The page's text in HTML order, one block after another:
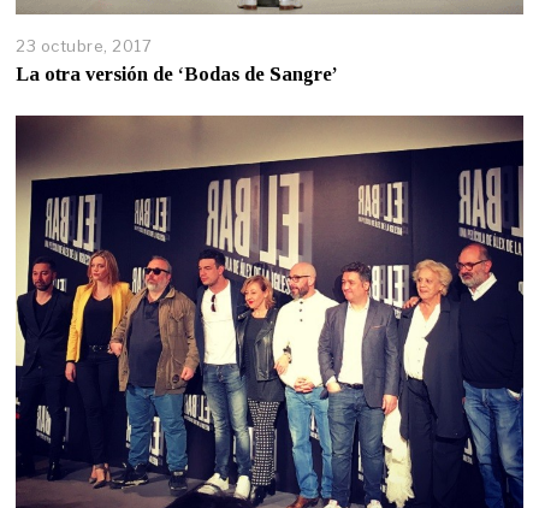
23 octubre, 2017
La otra versión de ‘Bodas de Sangre’